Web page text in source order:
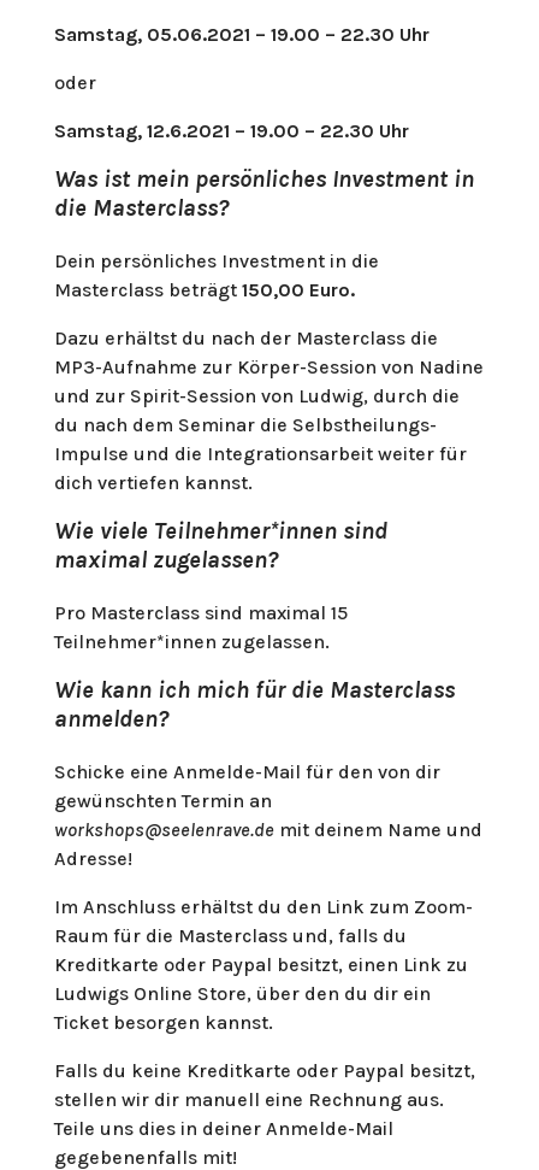
Samstag, 05.06.2021 – 19.00 – 22.30 Uhr
oder
Samstag, 12.6.2021 – 19.00 – 22.30 Uhr
Was ist mein persönliches Investment in
die Masterclass?
Dein persönliches Investment in die
Masterclass beträgt 150,00 Euro.
Dazu erhältst du nach der Masterclass die
MP3-Aufnahme zur Körper-Session von Nadine
und zur Spirit-Session von Ludwig, durch die
du nach dem Seminar die Selbstheilungs-
Impulse und die Integrationsarbeit weiter für
dich vertiefen kannst.
Wie viele Teilnehmer*innen sind
maximal zugelassen?
Pro Masterclass sind maximal 15
Teilnehmer*innen zugelassen.
Wie kann ich mich für die Masterclass
anmelden?
Schicke eine Anmelde-Mail für den von dir
gewünschten Termin an
workshops@seelenrave.demit deinem Name und
Adresse!
Im Anschluss erhältst du den Link zum Zoom-
Raum für die Masterclass und, falls du
Kreditkarte oder Paypal besitzt, einen Link zu
Ludwigs Online Store, über den du dir ein
Ticket besorgen kannst.
Falls du keine Kreditkarte oder Paypal besitzt,
stellen wir dir manuell eine Rechnung aus.
Teile uns dies in deiner Anmelde-Mail
gegebenenfalls mit!